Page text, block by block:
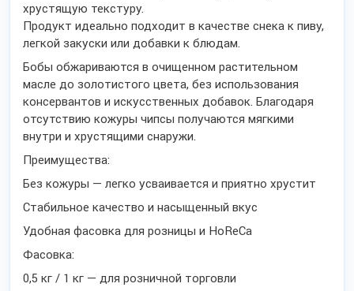
хрустящую текстуру.
Продукт идеально подходит в качестве снека к пиву,
легкой закуски или добавки к блюдам.
Бобы обжариваются в очищенном растительном
масле до золотистого цвета, без использования
консервантов и искусственных добавок. Благодаря
отсутствию кожуры чипсы получаются мягкими
внутри и хрустящими снаружи.
Преимущества:
Без кожуры — легко усваивается и приятно хрустит
Стабильное качество и насыщенный вкус
Удобная фасовка для розницы и HoReCa
Фасовка:
0,5 кг / 1 кг — для розничной торговли